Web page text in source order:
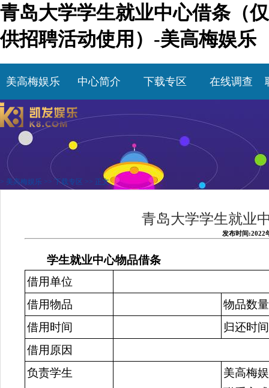
青岛大学学生就业中心借条（仅
供招聘活动使用）-美高梅娱乐
美高梅娱乐 中心简介 下载专区 在线调查
> 美高梅娱乐 >> 下载专区 >> 正文
青岛大学学生就业
发布时间:2022
学生就业中心物品借条
借用单位
借用物品
物品数量
借用时间
归还时间
借用原因
负责学生
美高梅